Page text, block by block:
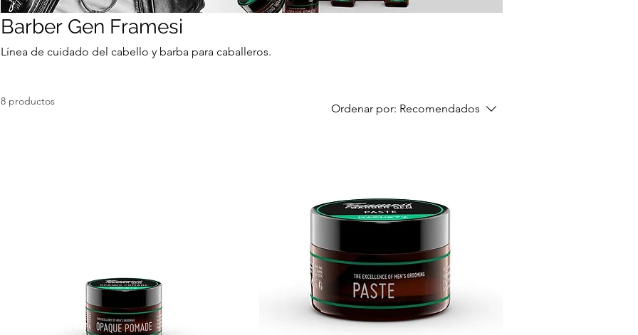
Barber Gen Framesi
Línea de cuidado del cabello y barba para caballeros.
8 productos
Ordenar por: Recomendados